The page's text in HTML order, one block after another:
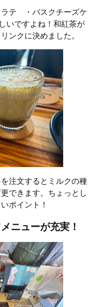
ラテ ・バスクチーズケ
いですよね！和紅茶が
ンクに決めました。
注文するとミルクの種
できます。ちょっとし
ポイント！
ニューが充実！